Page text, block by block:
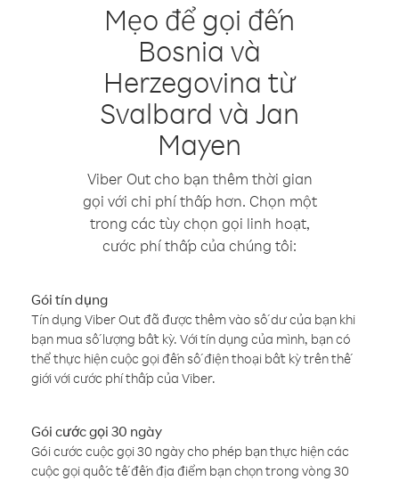
Mẹo để gọi đến
Bosnia và
Herzegovina từ
Svalbard và Jan
Mayen
Viber Out cho bạn thêm thời gian
gọi với chi phí thấp hơn. Chọn một
trong các tùy chọn gọi linh hoạt,
cước phí thấp của chúng tôi:
Gói tín dụng
Tín dụng Viber Out đã được thêm vào số dư của bạn khi
bạn mua số lượng bất kỳ. Với tín dụng của mình, bạn có
thể thực hiện cuộc gọi đến số điện thoại bất kỳ trên thế
giới với cước phí thấp của Viber.
Gói cước gọi 30 ngày
Gói cước cuộc gọi 30 ngày cho phép bạn thực hiện các
cuộc gọi quốc tế đến địa điểm bạn chọn trong vòng 30